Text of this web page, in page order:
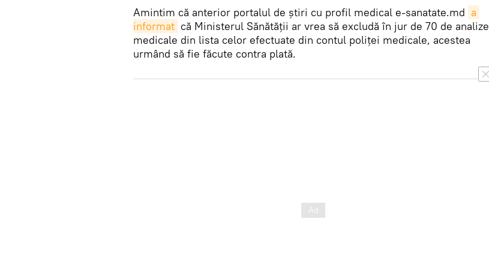
Amintim că anterior portalul de ştiri cu profil medical e-sanatate.md a
informat că Ministerul Sănătăţii ar vrea să excludă în jur de 70 de analize
medicale din lista celor efectuate din contul poliţei medicale, acestea
urmând să fie făcute contra plată.